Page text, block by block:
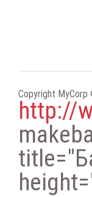
Copyright
http://